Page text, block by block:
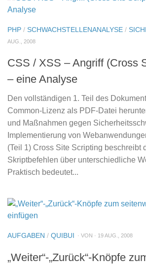
PHP / SCHWACHSTELLENANALYSE /
AUG., 2008
CSS / XSS – Angriff (Cross
– eine Analyse
Den vollständigen 1. Teil des
Common-Lizenz als PDF-Datei
und Maßnahmen gegen
Implementierung von
(Teil 1) Cross Site Scripting beschreibt
Skriptbefehlen über unterschiedliche
Praktisch bedeutet...
AUFGABEN / QUIBUI · VON · 19 AUG., 2008
„Weiter“-„Zurück“-Knöpfe